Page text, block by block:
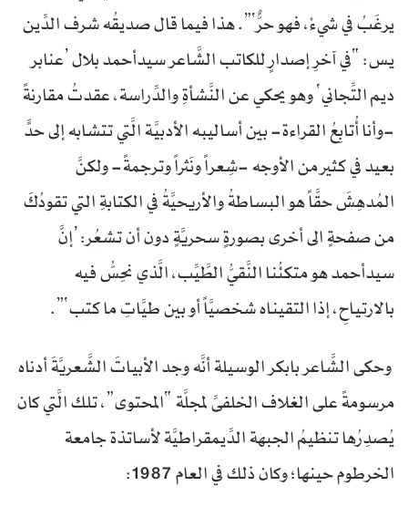
يرغَبُ في شيءْ، فهو حرٌّ‘”. هذا فيما قال صديقُه شرف الدِّين
يس: “في آخرِ إصدارٍ للكاتب الشَّاعر سيدأحمد بلال ’عنابر
ديم التِّجاني‘ وهو يحكي عن النَّشأةِ والدِّراسة، عقدتُ مقارنةً
-وأنا أُتابِعُ القراءة- بين أساليبه الأدبيَّة الَّتي تتشابه إلى حدٍّ
بعيد في كثير من الأوجه -شِعراً ونَثراً وترجمةً- ولكنَّ
المُدهِشَ حقَّاً هو البساطةُ والأريحيَّةُ في الكتابةِ التي تقودُكَ
من صفحةٍ الى أخرى بصورةٍ سحريَّةٍ دون أن تشعُر: ’إنَّ
سيدأحمد هو متكئُنا النَّقيُّ الطَّيِّب، الَّذي نحِسُّ فيه
بالارتياحِ، إذا التقيناه شخصيَّاً أو بين طيَّاتِ ما كتب‘”.
وحكى الشَّاعر بابكر الوسيلة أنَّه وجد الأبياتَ الشَّعريَّةَ أدناه
مرسومةً على الغلاف الخلفىِّ لمجلَّة “المحتوى”، تلك الَّتي كان
يُصدِرُها تنظيمُ الجبهة الدِّيمقراطيَّة لأساتذة جامعة
الخرطوم حينها؛ وكان ذلك في العام 1987: